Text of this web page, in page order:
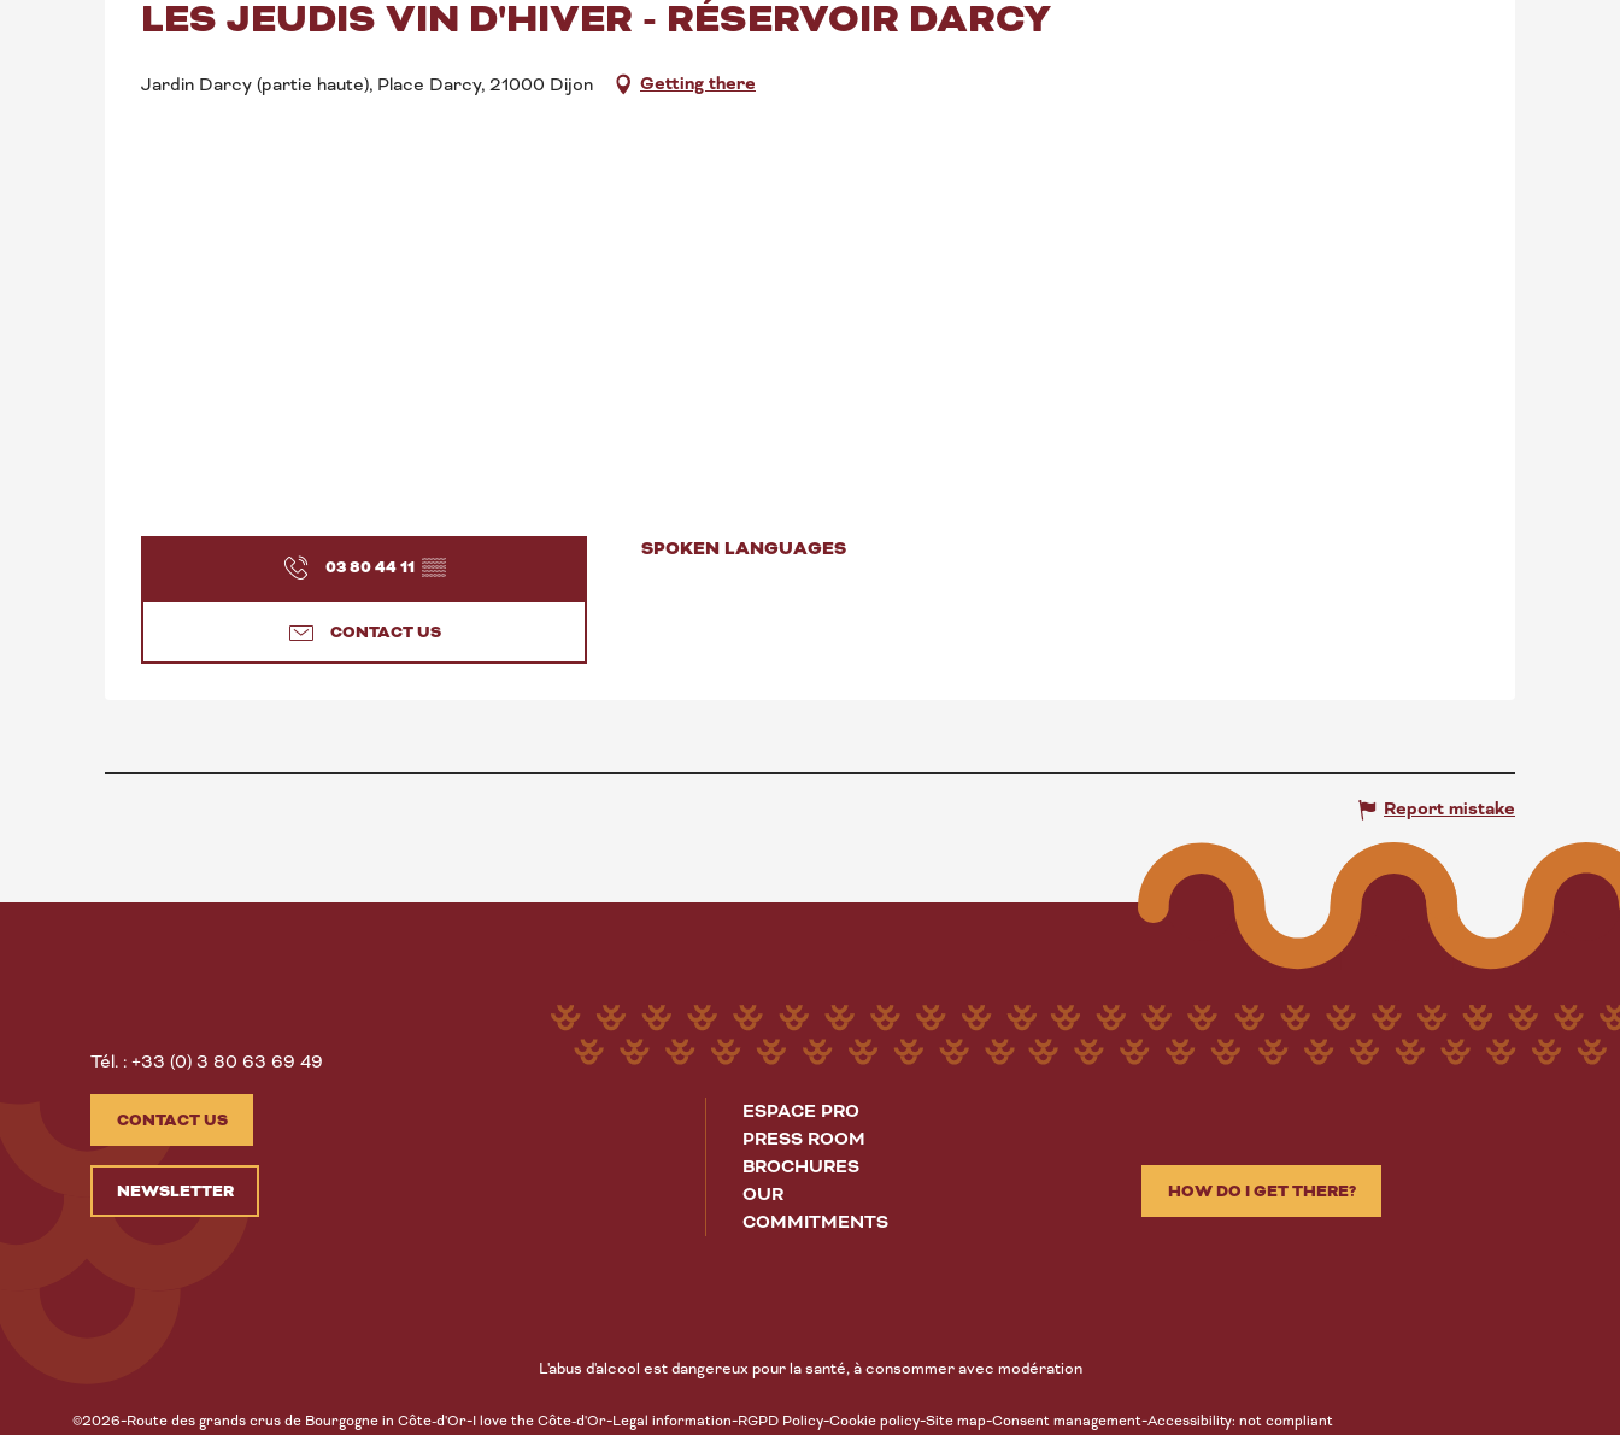
LES JEUDIS VIN D'HIVER - RÉSERVOIR DARCY
Jardin Darcy (partie haute), Place Darcy, 21000 Dijon Getting there
03 80 44 11 ▒▒
CONTACT US
SPOKEN LANGUAGES
SPOKEN LANGUAGES
Report mistake
Tél. : +33 (0) 3 80 63 69 49
CONTACT US
NEWSLETTER
ESPACE PRO
PRESS ROOM
BROCHURES
OUR
COMMITMENTS
HOW DO I GET THERE?
L'abus d'alcool est dangereux pour la santé, à consommer avec modération
©2026-Route des grands crus de Bourgogne in Côte-d'Or-I love the Côte-d'Or-Legal information-RGPD Policy-Cookie policy-Site map-Consent management-Accessibility: not compliant